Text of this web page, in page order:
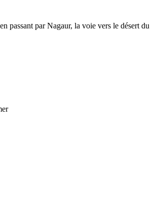
passant par Nagaur, la voie vers le désert du